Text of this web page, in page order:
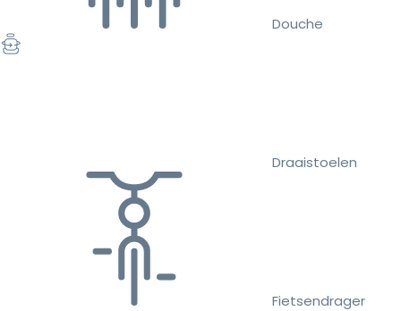
Douche
Draaistoelen
Fietsendrager